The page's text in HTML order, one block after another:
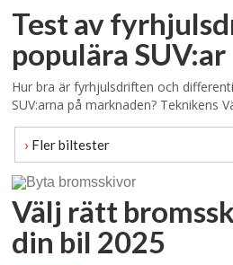
Test av
populära SUV:ar
Hur bra är fyrhjulsdriften och
SUV:arna på marknaden? Teknikens
› Fler biltester
Välj rätt
din bil 2025